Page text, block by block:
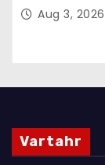
Supporting
Aug 3, 2026
Vartahr